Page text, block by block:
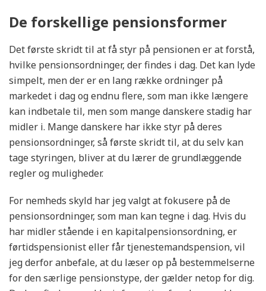
De forskellige pensionsformer
Det første skridt til at få styr på pensionen er at forstå,
hvilke pensionsordninger, der findes i dag. Det kan lyde
simpelt, men der er en lang række ordninger på
markedet i dag og endnu flere, som man ikke længere
kan indbetale til, men som mange danskere stadig har
midler i. Mange danskere har ikke styr på deres
pensionsordninger, så første skridt til, at du selv kan
tage styringen, bliver at du lærer de grundlæggende
regler og muligheder.
For nemheds skyld har jeg valgt at fokusere på de
pensionsordninger, som man kan tegne i dag. Hvis du
har midler stående i en kapitalpensionsordning, er
førtidspensionist eller får tjenestemandspension, vil
jeg derfor anbefale, at du læser op på bestemmelserne
for den særlige pensionstype, der gælder netop for dig.